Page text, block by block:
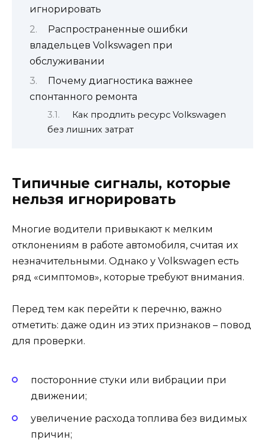
игнорировать
Распространенные ошибки
владельцев Volkswagen при
обслуживании
Почему диагностика важнее
спонтанного ремонта
Как продлить ресурс Volkswagen
без лишних затрат
Типичные сигналы, которые
нельзя игнорировать
Многие водители привыкают к мелким
отклонениям в работе автомобиля, считая их
незначительными. Однако у Volkswagen есть
ряд «симптомов», которые требуют внимания.
Перед тем как перейти к перечню, важно
отметить: даже один из этих признаков – повод
для проверки.
посторонние стуки или вибрации при
движении;
увеличение расхода топлива без видимых
причин;